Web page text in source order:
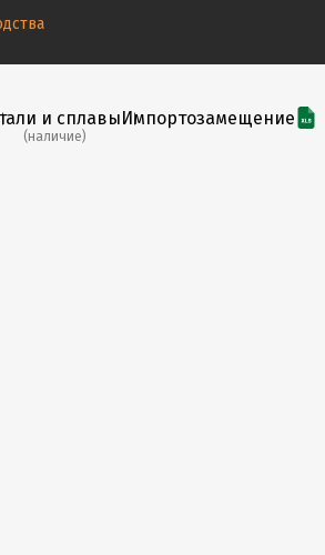
и сплавы
(наличие)
Импортозамещение